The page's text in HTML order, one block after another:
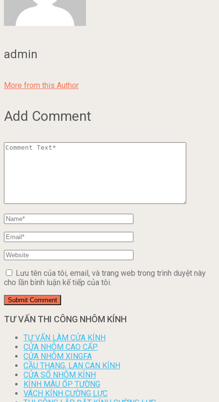
admin
More from this Author
Add Comment
Lưu tên của tôi, email, và trang web trong trình duyệt này
cho lần bình luận kế tiếp của tôi.
TƯ VẤN THI CÔNG NHÔM KÍNH
TƯ VẤN LÀM CỬA KÍNH
CỬA NHÔM CAO CẤP
CỬA NHÔM XINGFA
CẦU THANG, LAN CAN KÍNH
CỬA SỔ NHÔM KÍNH
KÍNH MÀU ỐP TƯỜNG
VÁCH KÍNH CƯỜNG LỰC